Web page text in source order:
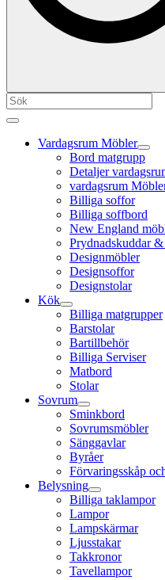
Vardagsrum Möbler
Bord matgrupp
Detaljer
vardagsrum
Billiga soffor
Billiga soffbord
New England
Prydnadskuddar
Designmöbler
Designsoffor
Designstolar
Kök
Billiga matgrupper
Barstolar
Bartillbehör
Billiga Serviser
Matbord
Stolar
Sovrum
Sminkbord
Sovrumsmöbler
Sänggavlar
Byråer
Förvaringsskåp
Belysning
Billiga taklampor
Lampor
Lampskärmar
Ljusstakar
Takkronor
Tavellampor